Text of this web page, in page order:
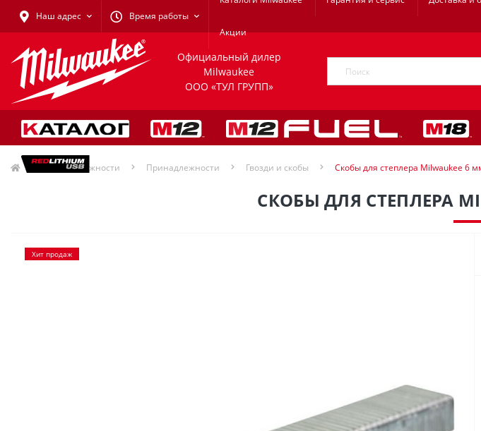
Наш адрес Время работы
Акции
Официальный дилер
Milwaukee
ООО «ТУЛ ГРУПП»
Принадлежности Принадлежности Гвозди и скобы Скобы для степлера Milwaukee 6
СКОБЫ ДЛЯ СТЕПЛЕРА
Хит продаж